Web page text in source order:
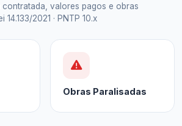
contratada, valores pagos e obras
14.133/2021 · PNTP 10.x
Obras Paralisadas